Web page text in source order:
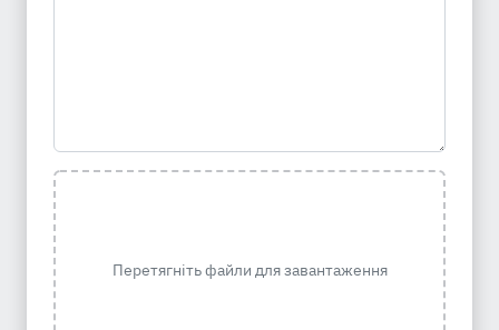
Перетягніть файли для завантаження